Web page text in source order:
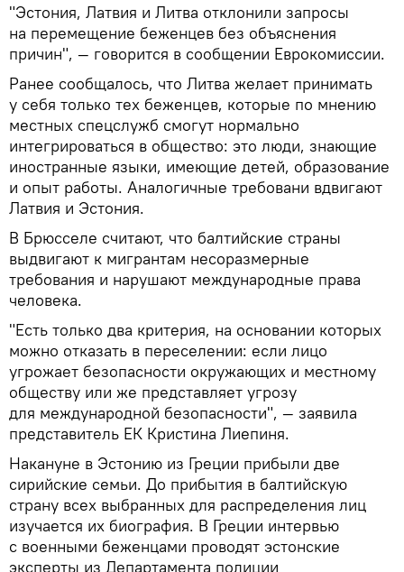
"Эстония, Латвия и Литва отклонили запросы
на перемещение беженцев без объяснения
причин", — говорится в сообщении Еврокомиссии.
Ранее сообщалось, что Литва желает принимать
у себя только тех беженцев, которые по мнению
местных спецслужб смогут нормально
интегрироваться в общество: это люди, знающие
иностранные языки, имеющие детей, образование
и опыт работы. Аналогичные требовани вдвигают
Латвия и Эстония.
В Брюсселе считают, что балтийские страны
выдвигают к мигрантам несоразмерные
требования и нарушают международные права
человека.
"Есть только два критерия, на основании которых
можно отказать в переселении: если лицо
угрожает безопасности окружающих и местному
обществу или же представляет угрозу
для международной безопасности", — заявила
представитель ЕК Кристина Лиепиня.
Накануне в Эстонию из Греции прибыли две
сирийские семьи. До прибытия в балтийскую
страну всех выбранных для распределения лиц
изучается их биография. В Греции интервью
с военными беженцами проводят эстонские
эксперты из Департамента полиции